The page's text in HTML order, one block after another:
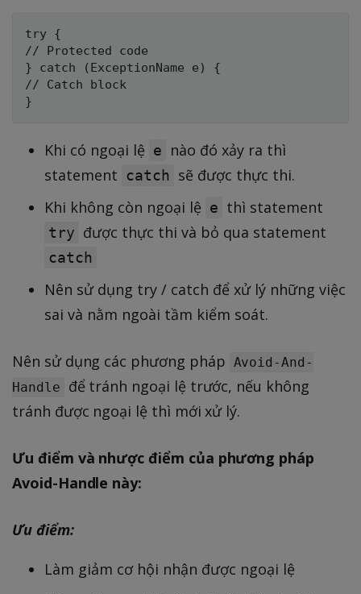
try {
// Protected code
} catch (ExceptionName e) {
// Catch block
Khi có ngoại lệ e
nào đó xảy ra thì
statement catch sẽ được thực thi.
Khi không còn ngoại lệ e thì statement
try được thực thi và bỏ qua statement
catch
Nên sử dụng try / catch để xử lý những việc
sai và nằm ngoài tầm kiểm soát.
Nên sử dụng các phương pháp Avoid-And-
Handle
để tránh ngoại lệ trước, nếu không
tránh được ngoại lệ thì mới xử lý.
Ưu điểm và nhược điểm của phương pháp
Avoid-Handle này:
Ưu điểm:
Làm giảm cơ hội nhận được ngoại lệ